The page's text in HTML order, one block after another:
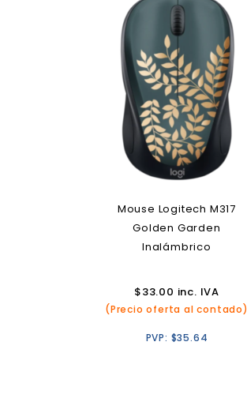
Mouse Logitech M317
Golden Garden
Inalámbrico
$33.00 inc. IVA
(Precio oferta al contado)
PVP: $35.64